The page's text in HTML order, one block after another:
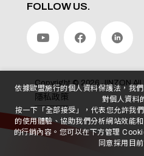
FOLLOW US.
Copyright © 2026 JINZON All
隱私政策
依據歐盟施行的個人資料保護法，我
對個人資料
按一下「全部接受」，代表您允許我
的使用體驗、協助我們分析網站效能
的行銷內容。您可以在下方管理
同意採用目